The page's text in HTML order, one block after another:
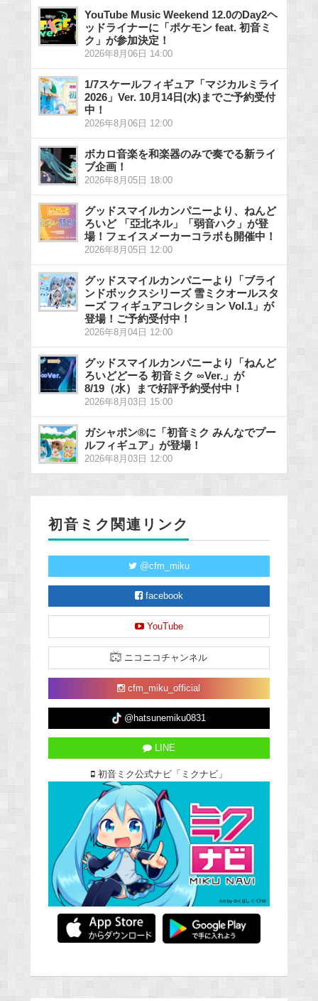
YouTube Music Weekend 12.0のDay2ヘ
ッドライナーに「ポケモン feat. 初音ミ
ク」が参加決定！
2026年8月06日 14:00
1/7スケールフィギュア「マジカルミライ
2026」Ver. 10月14日(水)までご予約受付
中！
2026年8月06日 12:00
ボカロ音楽を和楽器のみで奏でる新ライ
ブ企画！
2026年8月05日 18:00
グッドスマイルカンパニーより、ねんど
ろいど 「亞北ネル」「弱音ハク」が登
場！フェイスメーカーコラボも開催中！
2026年8月05日 12:00
グッドスマイルカンパニーより「ブライ
ンドボックスシリーズ 雪ミクオールスタ
ーズ フィギュアコレクション Vol.1」が
登場！ご予約受付中！
2026年8月04日 12:00
グッドスマイルカンパニーより「ねんど
ろいどどーる 初音ミク ∞Ver.」が
8/19（水）まで好評予約受付中！
2026年8月03日 15:00
ガシャポン®に「初音ミク みんなでプー
ルフィギュア」が登場！
2026年8月03日 12:00
初音ミク関連リンク
@cfm_miku
facebook
YouTube
ニコニコチャンネル
cfm_miku_official
@hatsunemiku0831
LINE
初音ミク公式ナビ「ミクナビ」